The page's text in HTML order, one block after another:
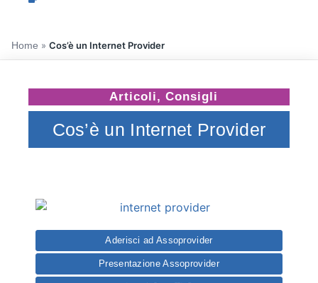
Home » Cos’è un Internet Provider
Articoli, Consigli
Cos’è un Internet Provider
Aderisci ad Assoprovider
Presentazione Assoprovider